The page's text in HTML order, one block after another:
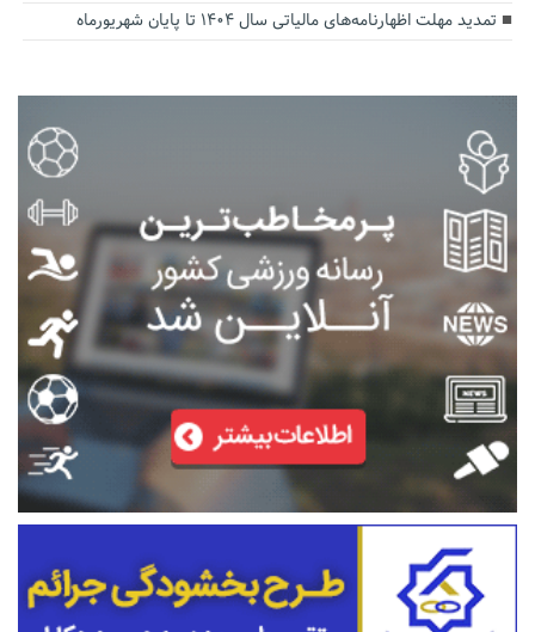
تمدید مهلت اظهارنامه‌های مالیاتی سال ۱۴۰۴ تا پایان شهریورماه